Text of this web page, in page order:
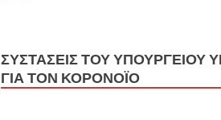
ΣΥΣΤΑΣΕΙΣ ΤΟΥ ΥΠΟΥΡΓΕΙΟΥ
ΓΙΑ ΤΟΝ ΚΟΡΟΝΟΪΟ